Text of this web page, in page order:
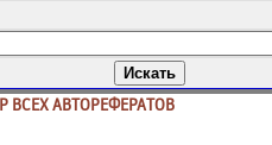
ВСЕХ АВТОРЕФЕРАТОВ